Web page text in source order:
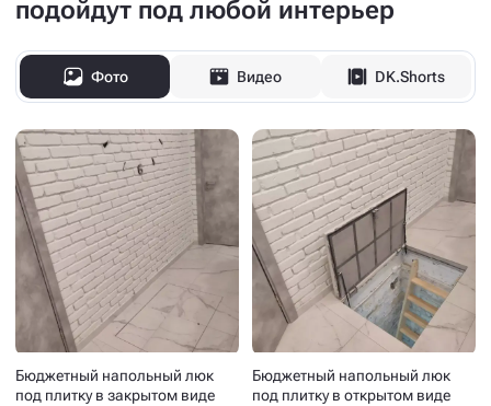
подойдут под любой интерьер
Фото Видео DK.Shorts
Бюджетный напольный люк
под плитку в закрытом виде
Бюджетный напольный люк
под плитку в открытом виде